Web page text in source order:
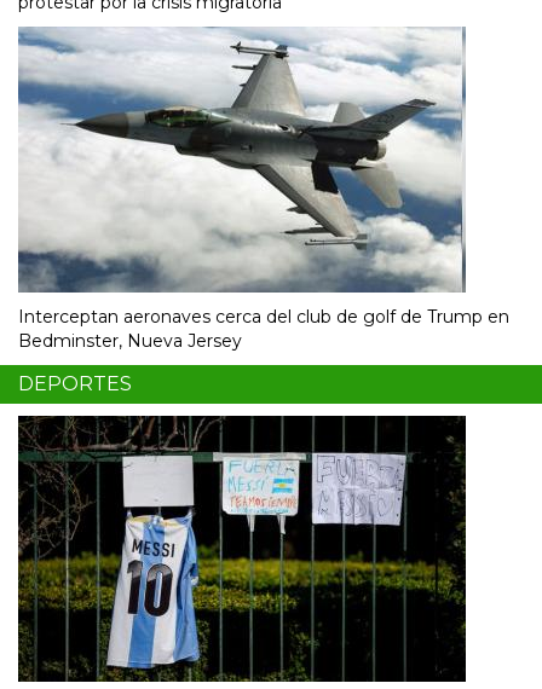
Interceptan aeronaves cerca del club de golf de Trump en
Bedminster, Nueva Jersey
DEPORTES